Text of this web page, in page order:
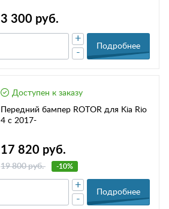
3 300 руб.
-
+
Подробнее
Доступен к заказу
Передний бампер ROTOR для Kia Rio
4 с 2017-
17 820 руб.
19 800 руб. -10%
-
+
Подробнее